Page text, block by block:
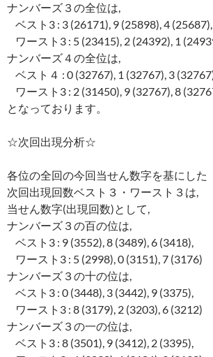
ナンバーズ３の全位は,
ベスト3 : 3 (26171), 9 (25898), 4 (25687),
ワースト3 : 5 (23415), 2 (24392), 1
ナンバーズ４の全位は,
ベスト４ : 0 (32767), 1 (32767), 3
ワースト3 : 2 (31450), 9 (32767), 8
となっております。
☆次回出現分析☆
各位の全回の今回当せん数字を基にした
次回出現回数ベスト３・ワースト３は,
当せん数字(出現回数)として,
ナンバーズ３の百の位は,
ベスト3 : 9 (3552), 8 (3489), 6 (3418),
ワースト3 : 5 (2998), 0 (3151), 7 (3176)
ナンバーズ３の十の位は,
ベスト3 : 0 (3448), 3 (3442), 9 (3375),
ワースト3 : 8 (3179), 2 (3203), 6 (3212)
ナンバーズ３の一の位は,
ベスト3 : 8 (3501), 9 (3412), 2 (3395),